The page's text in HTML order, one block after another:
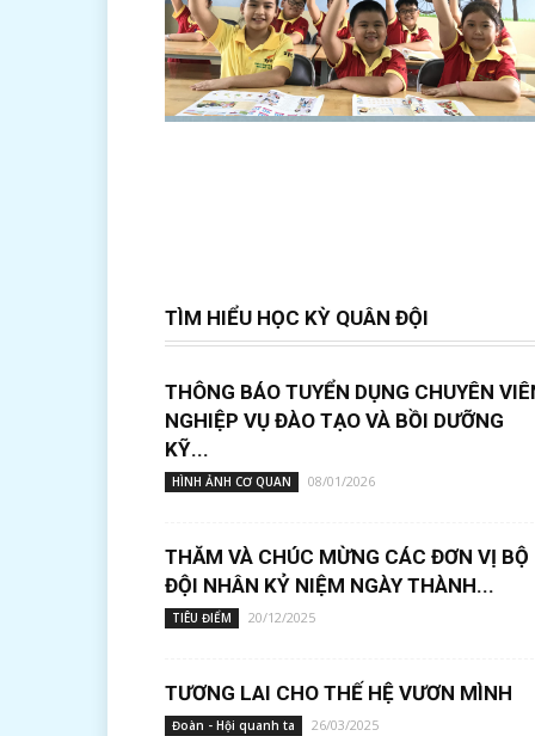
TÌM HIỂU HỌC KỲ QUÂN ĐỘI
THÔNG BÁO TUYỂN DỤNG CHUYÊN
NGHIỆP VỤ ĐÀO TẠO VÀ BỒI DƯỠNG
KỸ...
HÌNH ẢNH CƠ QUAN 08/01/2026
THĂM VÀ CHÚC MỪNG CÁC ĐƠN VỊ BỘ
ĐỘI NHÂN KỶ NIỆM NGÀY THÀNH...
TIÊU ĐIỂM 20/12/2025
TƯƠNG LAI CHO THẾ HỆ VƯƠN MÌNH
Đoàn - Hội quanh ta 26/03/2025